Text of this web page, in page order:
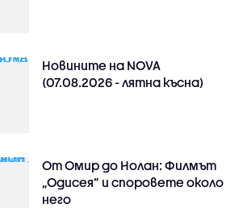
Новините на NOVA
(07.08.2026 - лятна късна)
От Омир до Нолан: Филмът
„Одисея” и споровете около
него